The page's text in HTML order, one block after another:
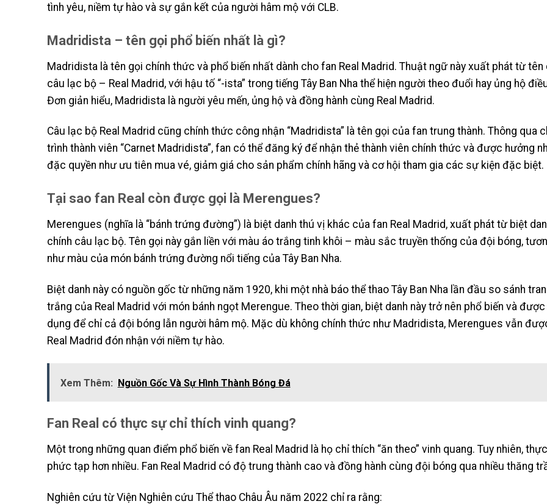
tình yêu, niềm tự hào và sự gắn kết của người hâm mộ với CLB.
Madridista – tên gọi phổ biến nhất là gì?
Madridista là tên gọi chính thức và phổ biến nhất dành cho fan Real Madrid. Thuật ngữ này xuất phát từ tên
câu lạc bộ – Real Madrid, với hậu tố “-ista” trong tiếng Tây Ban Nha thể hiện người theo đuổi hay ủng hộ
Đơn giản hiểu, Madridista là người yêu mến, ủng hộ và đồng hành cùng Real Madrid.
Câu lạc bộ Real Madrid cũng chính thức công nhận “Madridista” là tên gọi của fan trung thành. Thông qua
trình thành viên “Carnet Madridista”, fan có thể đăng ký để nhận thẻ thành viên chính thức và được hưởng
đặc quyền như ưu tiên mua vé, giảm giá cho sản phẩm chính hãng và cơ hội tham gia các sự kiện đặc biệt.
Tại sao fan Real còn được gọi là Merengues?
Merengues (nghĩa là “bánh trứng đường”) là biệt danh thú vị khác của fan Real Madrid, xuất phát từ biệt
chính câu lạc bộ. Tên gọi này gắn liền với màu áo trắng tinh khôi – màu sắc truyền thống của đội bóng,
như màu của món bánh trứng đường nổi tiếng của Tây Ban Nha.
Biệt danh này có nguồn gốc từ những năm 1920, khi một nhà báo thể thao Tây Ban Nha lần đầu so sánh
trắng của Real Madrid với món bánh ngọt Merengue. Theo thời gian, biệt danh này trở nên phổ biến và
dụng để chỉ cả đội bóng lẫn người hâm mộ. Mặc dù không chính thức như Madridista, Merengues vẫn
Real Madrid đón nhận với niềm tự hào.
Xem Thêm: Nguồn Gốc Và Sự Hình Thành Bóng Đá
Fan Real có thực sự chỉ thích vinh quang?
Một trong những quan điểm phổ biến về fan Real Madrid là họ chỉ thích “ăn theo” vinh quang. Tuy nhiên,
phức tạp hơn nhiều. Fan Real Madrid có độ trung thành cao và đồng hành cùng đội bóng qua nhiều thăng
Nghiên cứu từ Viện Nghiên cứu Thể thao Châu Âu năm 2022 chỉ ra rằng: